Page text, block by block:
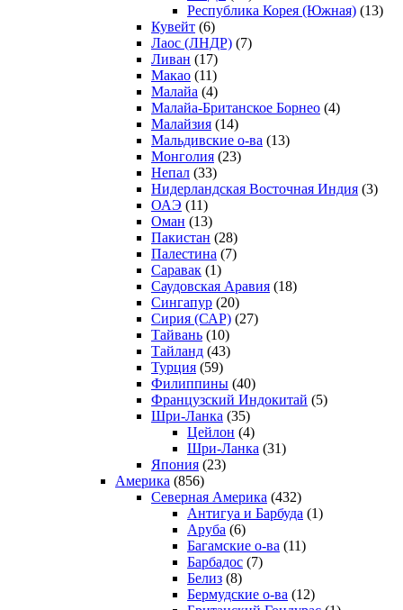
Республика Корея (Южная) (13)
Кувейт (6)
Лаос (ЛНДР) (7)
Ливан (17)
Макао (11)
Малайа (4)
Малайа-Британское Борнео (4)
Малайзия (14)
Мальдивские о-ва (13)
Монголия (23)
Непал (33)
Нидерландская Восточная Индия (3)
ОАЭ (11)
Оман (13)
Пакистан (28)
Палестина (7)
Саравак (1)
Саудовская Аравия (18)
Сингапур (20)
Сирия (САР) (27)
Тайвань (10)
Тайланд (43)
Турция (59)
Филиппины (40)
Французский Индокитай (5)
Шри-Ланка (35)
Цейлон (4)
Шри-Ланка (31)
Япония (23)
Америка (856)
Северная Америка (432)
Антигуа и Барбуда (1)
Аруба (6)
Багамские о-ва (11)
Барбадос (7)
Белиз (8)
Бермудские о-ва (12)